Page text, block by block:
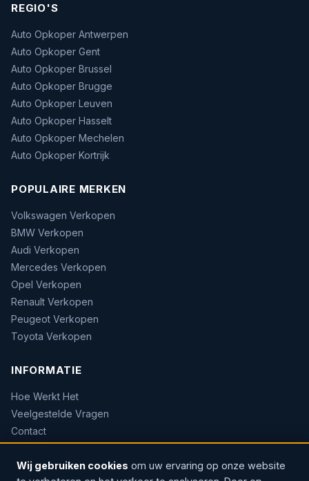
REGIO'S
Auto Opkoper Antwerpen
Auto Opkoper Gent
Auto Opkoper Brussel
Auto Opkoper Brugge
Auto Opkoper Leuven
Auto Opkoper Hasselt
Auto Opkoper Mechelen
Auto Opkoper Kortrijk
POPULAIRE MERKEN
Volkswagen Verkopen
BMW Verkopen
Audi Verkopen
Mercedes Verkopen
Opel Verkopen
Renault Verkopen
Peugeot Verkopen
Toyota Verkopen
INFORMATIE
Hoe Werkt Het
Veelgestelde Vragen
Contact
Wij gebruiken cookies om uw ervaring op onze website